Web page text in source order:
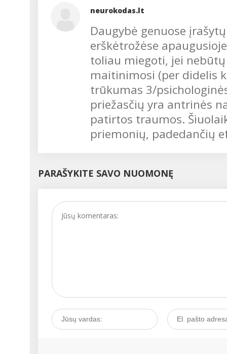
neurokodas.lt
Daugybė genuose
erškėtrožėse
toliau miegoti, jei
maitinimosi (per didelis
trūkumas 3/
priežasčių yra antrinės
patirtos traumos.
priemonių, padedančių
PARAŠYKITE SAVO NUOMONĘ